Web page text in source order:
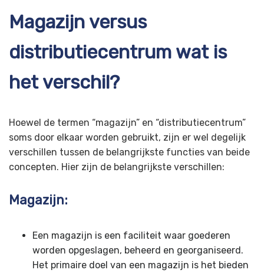
Magazijn versus
distributiecentrum wat is
het verschil?
Hoewel de termen “magazijn” en “distributiecentrum”
soms door elkaar worden gebruikt, zijn er wel degelijk
verschillen tussen de belangrijkste functies van beide
concepten. Hier zijn de belangrijkste verschillen:
Magazijn:
Een magazijn is een faciliteit waar goederen
worden opgeslagen, beheerd en georganiseerd.
Het primaire doel van een magazijn is het bieden